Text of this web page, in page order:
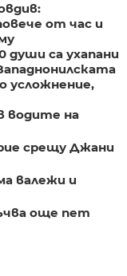
от час и
души са ухапани
усложнение,
водите на
срещу Джани
валежи и
още пет